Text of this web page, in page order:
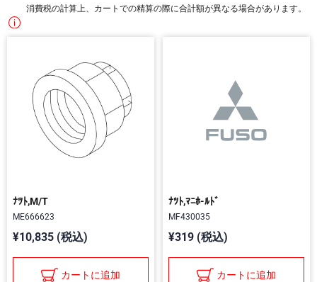
消費税の計算上、カートでの精算の際に合計額が異なる場合があります。
ﾅﾂﾄ,M/T
ME666623
¥10,835 (税込)
カートに追加
ﾅﾂﾄ,ﾏﾆﾎ-ﾙﾄﾞ
MF430035
¥319 (税込)
カートに追加